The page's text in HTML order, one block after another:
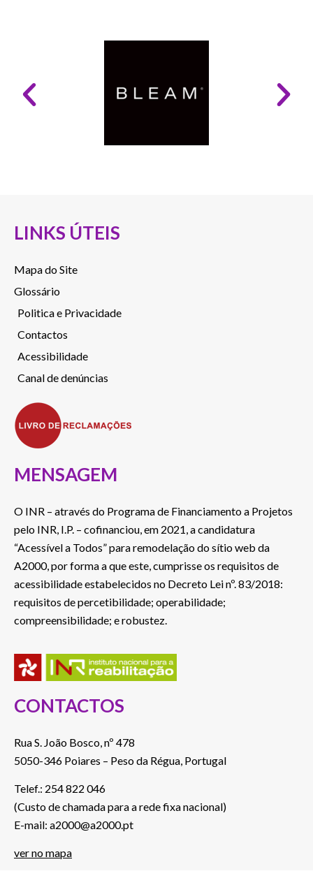
LINKS ÚTEIS
Mapa do Site
Glossário
Politica e Privacidade
Contactos
Acessibilidade
Canal de denúncias
MENSAGEM
O INR – através do Programa de Financiamento a Projetos
pelo INR, I.P. – cofinanciou, em 2021, a candidatura
“Acessível a Todos” para remodelação do sítio web da
A2000, por forma a que este, cumprisse os requisitos de
acessibilidade estabelecidos no Decreto Lei nº. 83/2018:
requisitos de percetibilidade; operabilidade;
compreensibilidade; e robustez.
CONTACTOS
Rua S. João Bosco, nº 478
5050-346 Poiares – Peso da Régua, Portugal
Telef.: 254 822 046
(Custo de chamada para a rede fixa nacional)
E-mail: a2000@a2000.pt
ver no mapa